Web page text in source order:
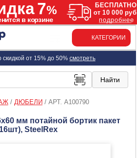
КАТЕГОРИИ
скидкой от 15% до 50% смотреть
/ ДЮБЕЛИ / АРТ. A100790
мм потайной бортик пакет
SteelRex